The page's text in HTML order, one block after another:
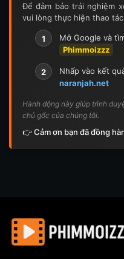
Để đảm bảo trải nghiệm
vui lòng thực hiện thao
1 Mở Google và
Phimmoizzz
2
Nhấp vào kết
naranjah.net
Hành động này giúp trình
chủ gốc của chúng tôi.
👉 Cảm ơn bạn đã đồng